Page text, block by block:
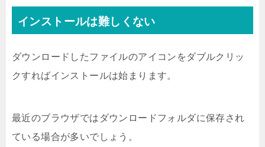
インストールは難しくない
ダウンロードしたファイルのアイコンをダブルクリッ
クすればインストールは始まります。
最近のブラウザではダウンロードフォルダに保存され
ている場合が多いでしょう。